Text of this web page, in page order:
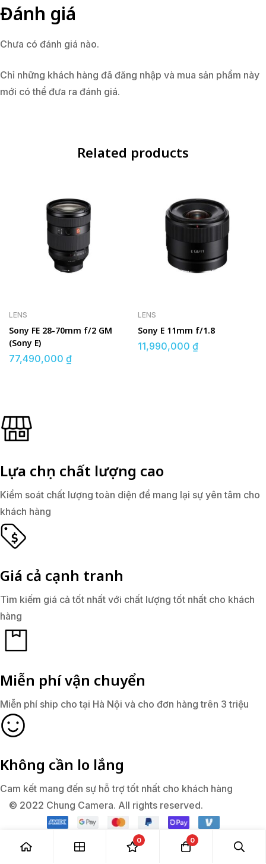
Đánh giá
Chưa có đánh giá nào.
Chỉ những khách hàng đã đăng nhập và mua sản phẩm này
mới có thể đưa ra đánh giá.
Related products
LENS
Sony FE 28-70mm f/2 GM
(Sony E)
77,490,000 ₫
LENS
Sony E 11mm f/1.8
11,990,000 ₫
Lựa chọn chất lượng cao
Kiểm soát chất lượng toàn diện để mang lại sự yên tâm cho
khách hàng
Giá cả cạnh tranh
Tìm kiếm giá cả tốt nhất với chất lượng tốt nhất cho khách
hàng
Miễn phí vận chuyển
Miễn phí ship cho tại Hà Nội và cho đơn hàng trên 3 triệu
Không cần lo lắng
Cam kết mang đến sự hỗ trợ tốt nhất cho khách hàng
© 2022 Chung Camera. All rights reserved.
0 0